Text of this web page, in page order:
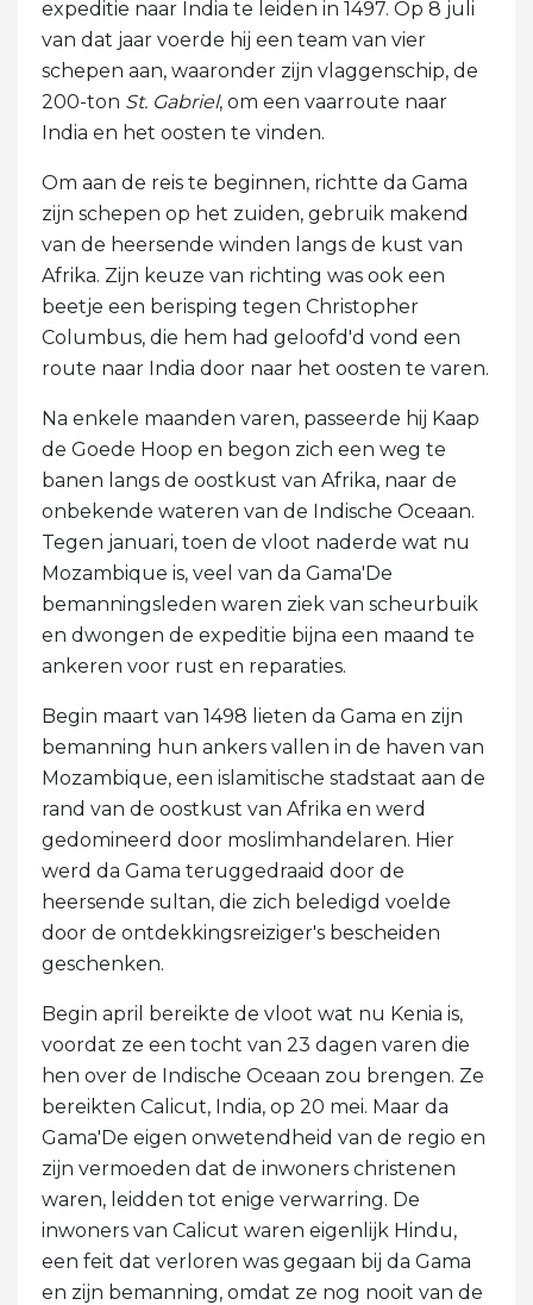
expeditie naar India te leiden in 1497. Op 8 juli
van dat jaar voerde hij een team van vier
schepen aan, waaronder zijn vlaggenschip, de
200-ton St. Gabriel, om een ​​vaarroute naar
India en het oosten te vinden.
Om aan de reis te beginnen, richtte da Gama
zijn schepen op het zuiden, gebruik makend
van de heersende winden langs de kust van
Afrika. Zijn keuze van richting was ook een
beetje een berisping tegen Christopher
Columbus, die hem had geloofd'd vond een
route naar India door naar het oosten te varen.
Na enkele maanden varen, passeerde hij Kaap
de Goede Hoop en begon zich een weg te
banen langs de oostkust van Afrika, naar de
onbekende wateren van de Indische Oceaan.
Tegen januari, toen de vloot naderde wat nu
Mozambique is, veel van da Gama'De
bemanningsleden waren ziek van scheurbuik
en dwongen de expeditie bijna een maand te
ankeren voor rust en reparaties.
Begin maart van 1498 lieten da Gama en zijn
bemanning hun ankers vallen in de haven van
Mozambique, een islamitische stadstaat aan de
rand van de oostkust van Afrika en werd
gedomineerd door moslimhandelaren. Hier
werd da Gama teruggedraaid door de
heersende sultan, die zich beledigd voelde
door de ontdekkingsreiziger's bescheiden
geschenken.
Begin april bereikte de vloot wat nu Kenia is,
voordat ze een tocht van 23 dagen varen die
hen over de Indische Oceaan zou brengen. Ze
bereikten Calicut, India, op 20 mei. Maar da
Gama'De eigen onwetendheid van de regio en
zijn vermoeden dat de inwoners christenen
waren, leidden tot enige verwarring. De
inwoners van Calicut waren eigenlijk Hindu,
een feit dat verloren was gegaan bij da Gama
en zijn bemanning, omdat ze nog nooit van de